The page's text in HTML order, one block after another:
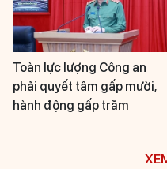
Toàn lực lượng Công an
phải quyết tâm gấp mười,
hành động gấp trăm